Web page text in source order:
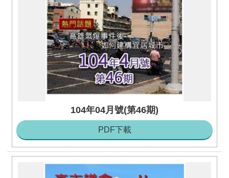
104年04月號(第46期)
PDF下載